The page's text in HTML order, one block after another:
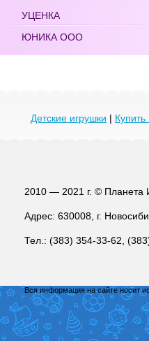
УЦЕНКА
ЮНИКА ООО
Детские игрушки |
2010 — 2021 г. © Планета
Адрес: 630008, г.
Тел.: (383) 354-33-62,
Вся информация на сайте носит